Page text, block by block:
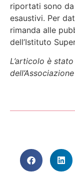
riportati sono
esaustivi. Per
rimanda alle
dell’Istituto
L’articolo è
dell’Associazione